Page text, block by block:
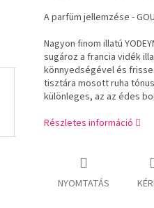
A parfüm jellemzése -
Nagyon finom illatú
sugároz a francia vidék
könnyedségével és
tisztára mosott ruha
különleges, az az édes
Részletes információ
NYOMTATÁS